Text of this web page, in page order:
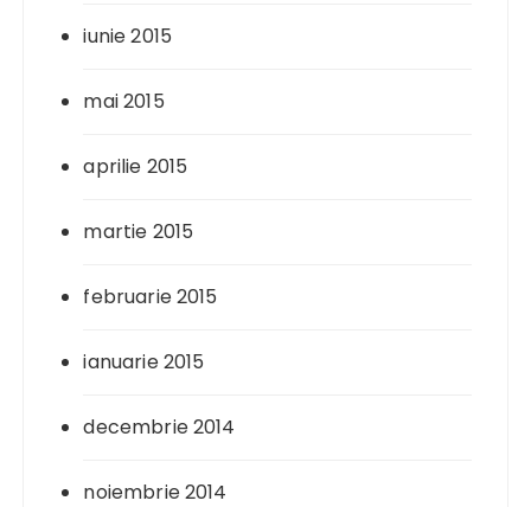
iunie 2015
mai 2015
aprilie 2015
martie 2015
februarie 2015
ianuarie 2015
decembrie 2014
noiembrie 2014